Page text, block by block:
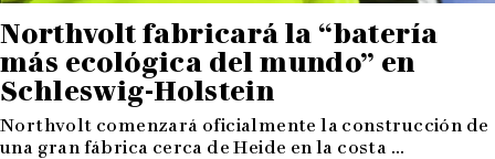
Northvolt fabricará la “batería
más ecológica del mundo” en
Schleswig-Holstein
Northvolt comenzará oficialmente la construcción de
una gran fábrica cerca de Heide en la costa ...